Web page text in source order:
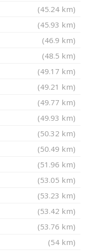
(45.24 km)
(45.93 km)
(46.9 km)
(48.5 km)
(49.17 km)
(49.21 km)
(49.77 km)
(49.93 km)
(50.32 km)
(50.49 km)
(51.96 km)
(53.05 km)
(53.23 km)
(53.42 km)
(53.76 km)
(54 km)